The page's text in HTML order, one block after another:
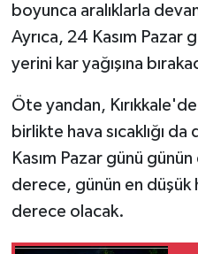
boyunca aralıklarla
Ayrıca, 24 Kasım Pazar
yerini kar yağışına
Öte yandan, Kırıkkale'de
birlikte hava sıcaklığı
Kasım Pazar günü günün
derece, günün en düşük
derece olacak.